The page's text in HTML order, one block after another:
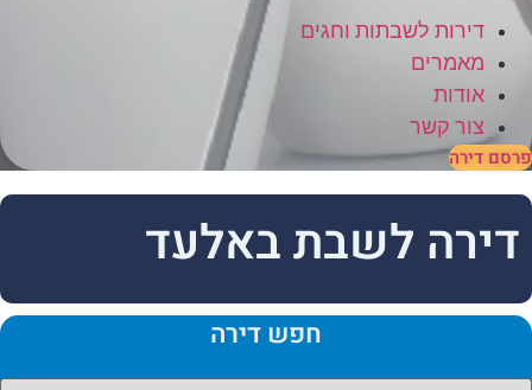
דירות לשבתות וחגים
מאמרים
אודות
צור קשר
דירה
דירה לשבת באלעד
חפש דירה